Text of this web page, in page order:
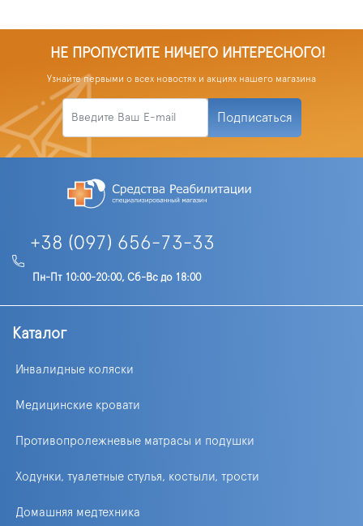
НЕ ПРОПУСТИТЕ НИЧЕГО ИНТЕРЕСНОГО!
Узнайте первыми о всех новостях и акциях нашего магазина
Подписаться
+38 (097) 656-73-33
Пн-Пт 10:00-20:00, Сб-Вс до 18:00
Каталог
Инвалидные коляски
Медицинские кровати
Противопролежневые матрасы и подушки
Ходунки, туалетные стулья, костыли, трости
Домашняя медтехника